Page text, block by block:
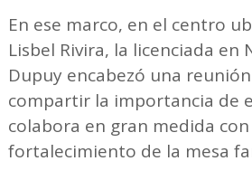
En ese marco, en el centro
Lisbel Rivira, la licenciada en
Dupuy encabezó una
compartir la importancia de
colabora en gran medida
fortalecimiento de la mesa